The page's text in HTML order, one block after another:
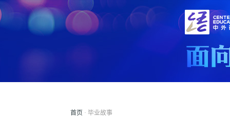
首页 · 毕业故事